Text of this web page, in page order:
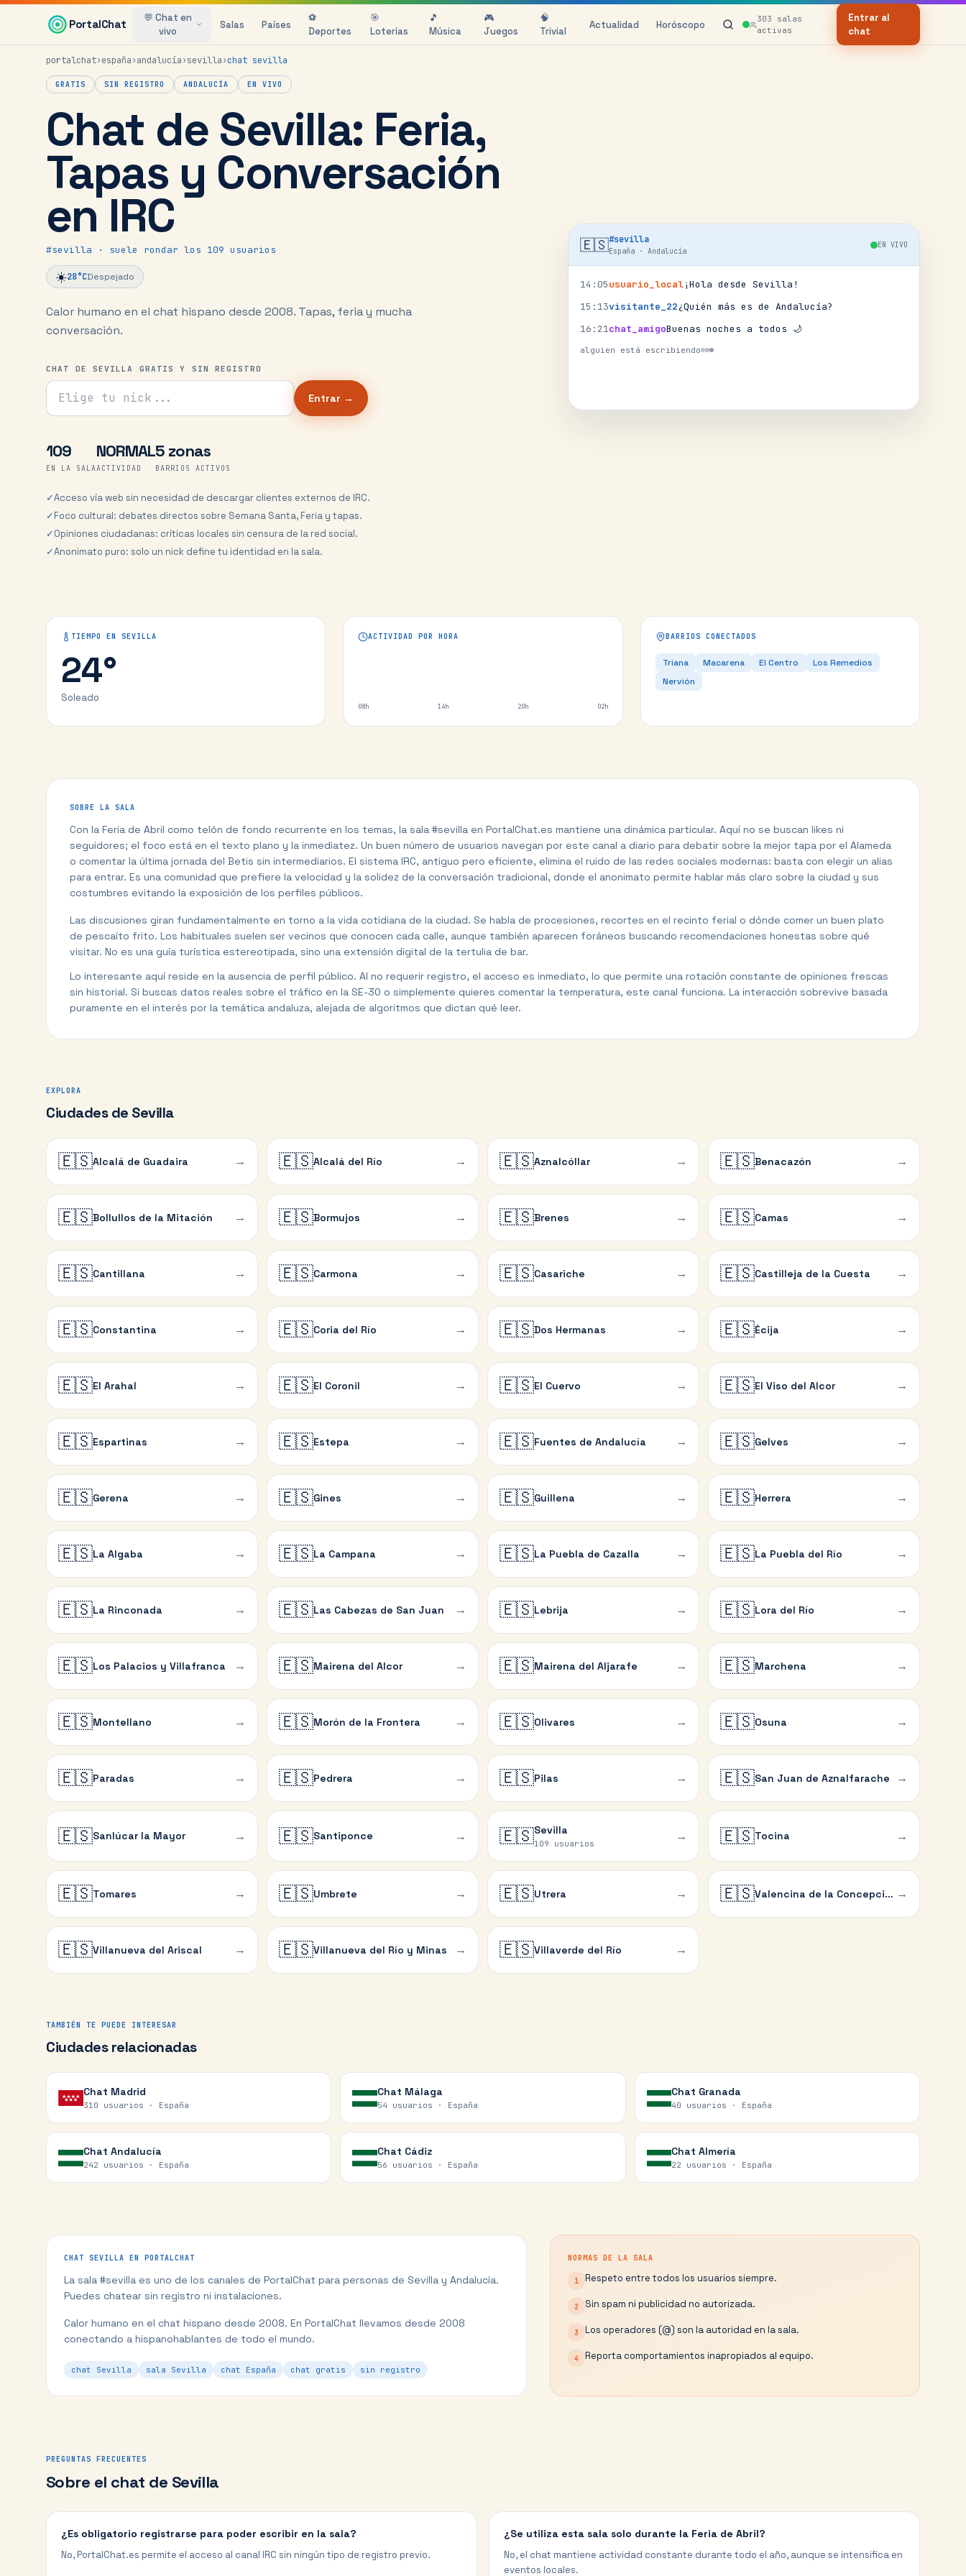
Saltar al contenido principal
PortalChat
💬 Chat en
vivo
Salas Países
⚽
Deportes
🎯
Loterías
🎵
Música
🎮
Juegos
🧠
Trivial
Actualidad Horóscopo 303 salas
activas
Entrar al
chat
portalchat›españa›andalucía›sevilla›chat sevilla
GRATIS SIN REGISTRO ANDALUCÍA EN VIVO
Chat de Sevilla: Feria,
Tapas y Conversación
en IRC
#sevilla · suele rondar los 109 usuarios
☀️28°CDespejado
Calor humano en el chat hispano desde 2008. Tapas, feria y mucha
conversación.
CHAT DE SEVILLA GRATIS Y SIN REGISTRO
Tu nick para el chat
Entrar →
109
EN LA SALA
NORMAL
ACTIVIDAD
5 zonas
BARRIOS ACTIVOS
✓Acceso vía web sin necesidad de descargar clientes externos de IRC.
✓Foco cultural: debates directos sobre Semana Santa, Feria y tapas.
✓Opiniones ciudadanas: críticas locales sin censura de la red social.
✓Anonimato puro: solo un nick define tu identidad en la sala.
🇪🇸#sevilla
España · Andalucía
EN VIVO
14 :05usuario_local¡Hola desde Sevilla!
15 : 13visitante_22¿Quién más es de Andalucía?
16 : 21chat_amigoBuenas noches a todos 🌙
alguien está escribiendo
TIEMPO EN SEVILLA
24°
Soleado
ACTIVIDAD POR HORA
08h 14h 20h 02h
BARRIOS CONECTADOS
Triana Macarena El Centro
Los Remedios
Nervión
SOBRE LA SALA
Con la Feria de Abril como telón de fondo recurrente en los temas, la sala #sevilla en PortalChat.es mantiene una dinámica particular. Aquí no se buscan likes ni
seguidores; el foco está en el texto plano y la inmediatez. Un buen número de usuarios navegan por este canal a diario para debatir sobre la mejor tapa por el Alameda
o comentar la última jornada del Betis sin intermediarios. El sistema IRC, antiguo pero eficiente, elimina el ruido de las redes sociales modernas: basta con elegir un alias
para entrar. Es una comunidad que prefiere la velocidad y la solidez de la conversación tradicional, donde el anonimato permite hablar más claro sobre la ciudad y sus
costumbres evitando la exposición de los perfiles públicos.
Las discusiones giran fundamentalmente en torno a la vida cotidiana de la ciudad. Se habla de procesiones, recortes en el recinto ferial o dónde comer un buen plato
de pescaíto frito. Los habituales suelen ser vecinos que conocen cada calle, aunque también aparecen foráneos buscando recomendaciones honestas sobre qué
visitar. No es una guía turística estereotipada, sino una extensión digital de la tertulia de bar.
Lo interesante aquí reside en la ausencia de perfil público. Al no requerir registro, el acceso es inmediato, lo que permite una rotación constante de opiniones frescas
sin historial. Si buscas datos reales sobre el tráfico en la SE-30 o simplemente quieres comentar la temperatura, este canal funciona. La interacción sobrevive basada
puramente en el interés por la temática andaluza, alejada de algoritmos que dictan qué leer.
EXPLORA
Ciudades de Sevilla
🇪🇸Alcalá de Guadaira → 🇪🇸Alcalá del Río → 🇪🇸Aznalcóllar → 🇪🇸Benacazón →
🇪🇸Bollullos de la Mitación → 🇪🇸Bormujos → 🇪🇸Brenes → 🇪🇸Camas →
🇪🇸Cantillana → 🇪🇸Carmona → 🇪🇸Casariche → 🇪🇸Castilleja de la Cuesta →
🇪🇸Constantina → 🇪🇸Coria del Río → 🇪🇸Dos Hermanas → 🇪🇸Écija →
🇪🇸El Arahal → 🇪🇸El Coronil → 🇪🇸El Cuervo → 🇪🇸El Viso del Alcor →
🇪🇸Espartinas → 🇪🇸Estepa → 🇪🇸Fuentes de Andalucía → 🇪🇸Gelves →
🇪🇸Gerena → 🇪🇸Gines → 🇪🇸Guillena → 🇪🇸Herrera →
🇪🇸La Algaba → 🇪🇸La Campana → 🇪🇸La Puebla de Cazalla → 🇪🇸La Puebla del Río →
🇪🇸La Rinconada → 🇪🇸Las Cabezas de San Juan → 🇪🇸Lebrija → 🇪🇸Lora del Río →
🇪🇸Los Palacios y Villafranca → 🇪🇸Mairena del Alcor → 🇪🇸Mairena del Aljarafe → 🇪🇸Marchena →
🇪🇸Montellano → 🇪🇸Morón de la Frontera → 🇪🇸Olivares → 🇪🇸Osuna →
🇪🇸Paradas → 🇪🇸Pedrera → 🇪🇸Pilas → 🇪🇸San Juan de Aznalfarache →
🇪🇸Sanlúcar la Mayor → 🇪🇸Santiponce → 🇪🇸Sevilla
109 usuarios
→ 🇪🇸Tocina →
🇪🇸Tomares → 🇪🇸Umbrete → 🇪🇸Utrera → 🇪🇸 Valencina de la Concepción →
🇪🇸Villanueva del Ariscal → 🇪🇸Villanueva del Río y Minas → 🇪🇸Villaverde del Río →
TAMBIÉN TE PUEDE INTERESAR
Ciudades relacionadas
Chat Madrid
310 usuarios · España
Chat Málaga
54 usuarios · España
Chat Granada
40 usuarios · España
Chat Andalucía
242 usuarios · España
Chat Cádiz
56 usuarios · España
ChatAlmería
22 usuarios · España
CHAT SEVILLA EN PORTALCHAT
La sala #sevilla es uno de los canales de PortalChat para personas de Sevilla y Andalucía.
Puedes chatear sin registro ni instalaciones.
Calor humano en el chat hispano desde 2008. En PortalChat llevamos desde 2008
conectando a hispanohablantes de todo el mundo.
chat Sevilla sala Sevilla chat España chat gratis sin registro
NORMAS DE LA SALA
1 Respeto entre todos los usuarios siempre.
2 Sin spam ni publicidad no autorizada.
3 Los operadores (@) son la autoridad en la sala.
4 Reporta comportamientos inapropiados al equipo.
PREGUNTAS FRECUENTES
Sobre el chat de Sevilla
¿Es obligatorio registrarse para poder escribir en la sala?
No, PortalChat.es permite el acceso al canal IRC sin ningún tipo de registro previo.
¿Se utiliza esta sala solo durante la Feria de Abril?
No, el chat mantiene actividad constante durante todo el año, aunque se intensifica en
eventos locales.